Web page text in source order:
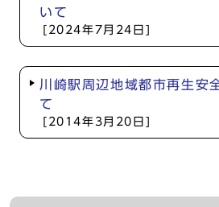
いて
[2024年7月24日]
川崎駅周辺地域都市再生安
て
[2014年3月20日]